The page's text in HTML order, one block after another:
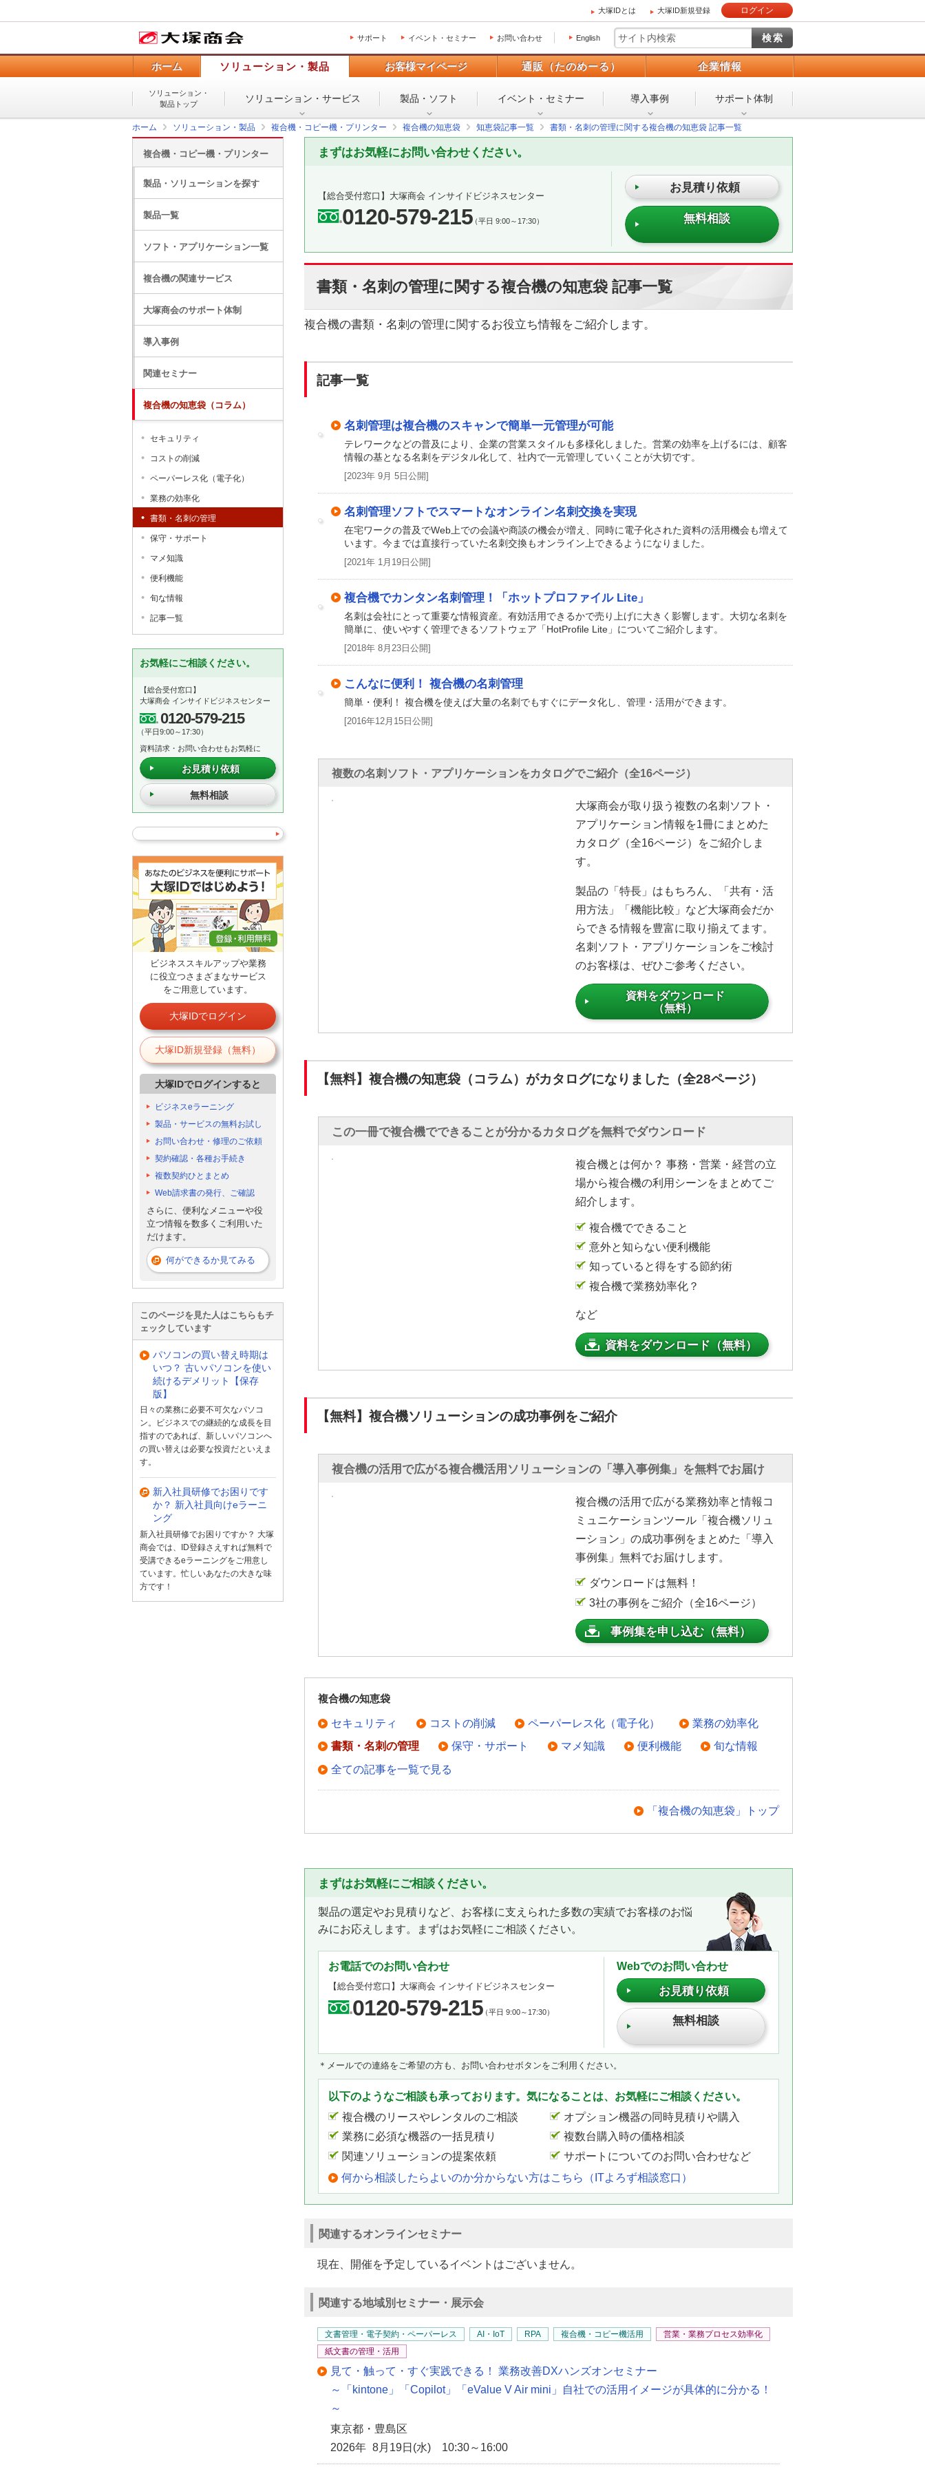
大塚IDとは 大塚ID新規登録 ログイン
サポート イベント・セミナー お問い合わせ English
ホーム ソリューション・製品 お客様マイページ 通販（たのめーる） 企業情報
ソリューション・
製品トップ
ソリューション・ サービス 製品・ソフト イベント・ セミナー 導入事例 サポート体制
ホーム ソリューション・製品 複合機・コピー機・プリンター 複合機の知恵袋 知恵袋記事一覧 書類・名刺の管理に関する複合機の知恵袋 記事一覧
まずはお気軽にお問い合わせください。
【総合受付窓口】 大塚商会 インサイドビジネスセンター
0120-579-215（平日 9:00～17:30）
お見積り依頼
無料相談
書類・名刺の管理に関する複合機の知恵袋 記事一覧
複合機の書類・名刺の管理に関するお役立ち情報をご紹介します。
記事一覧
名刺管理は複合機のスキャンで簡単一元管理が可能
テレワークなどの普及により、企業の営業スタイルも多様化しました。営業の効率を上げるには、顧客
情報の基となる名刺をデジタル化して、社内で一元管理していくことが大切です。
[2023年 9月 5日公開]
名刺管理ソフトでスマートなオンライン名刺交換を実現
在宅ワークの普及でWeb上での会議や商談の機会が増え、同時に電子化された資料の活用機会も増えて
います。今までは直接行っていた名刺交換もオンライン上できるようになりました。
[2021年 1月19日公開]
複合機でカンタン名刺管理！「ホットプロファイル Lite」
名刺は会社にとって重要な情報資産。有効活用できるかで売り上げに大きく影響します。大切な名刺を
簡単に、使いやすく管理できるソフトウェア「HotProfile Lite」についてご紹介します。
[2018年 8月23日公開]
こんなに便利！ 複合機の名刺管理
簡単・便利！ 複合機を使えば大量の名刺でもすぐにデータ化し、管理・活用ができます。
[2016年12月15日公開]
複数の名刺ソフト・アプリケーションをカタログでご紹介（全16ページ）
大塚商会が取り扱う複数の名刺ソフト・
アプリケーション情報を1冊にまとめた
カタログ（全16ページ）をご紹介しま
す。
製品の「特長」はもちろん、「共有・活
用方法」「機能比較」など大塚商会だか
らできる情報を豊富に取り揃えてます。
名刺ソフト・アプリケーションをご検討
のお客様は、ぜひご参考ください。
資料をダウンロード
（無料）
【無料】複合機の知恵袋（コラム）がカタログになりました（全28ページ）
この一冊で複合機でできることが分かるカタログを無料でダウンロード
複合機とは何か？ 事務・営業・経営の立
場から複合機の利用シーンをまとめてご
紹介します。
複合機でできること
意外と知らない便利機能
知っていると得をする節約術
複合機で業務効率化？
など
資料をダウンロード（無料）
【無料】複合機ソリューションの成功事例をご紹介
複合機の活用で広がる複合機活用ソリューションの「導入事例集」を無料でお届け
複合機の活用で広がる業務効率と情報コ
ミュニケーションツール「複合機ソリュ
ーション」の成功事例をまとめた「導入
事例集」無料でお届けします。
ダウンロードは無料！
3社の事例をご紹介（全16ページ）
事例集を申し込む（無料）
複合機の知恵袋
セキュリティ コストの削減 ペーパーレス化（電子化）
業務の効率化
書類・名刺の管理
保守・サポート マメ知識 便利機能
旬な情報
全ての記事を一覧で見る
「複合機の知恵袋」トップ
まずはお気軽にご相談ください。
製品の選定やお見積りなど、お客様に支えられた多数の実績でお客様のお悩
みにお応えします。まずはお気軽にご相談ください。
お電話でのお問い合わせ
【総合受付窓口】 大塚商会 インサイドビジネスセンター
0120-579-215（平日 9:00～17:30）
Webでのお問い合わせ
お見積り依頼
無料相談
＊メールでの連絡をご希望の方も、お問い合わせボタンをご利用ください。
以下のようなご相談も承っております。気になることは、お気軽にご相談ください。
複合機のリースやレンタルのご相談
オプション機器の同時見積りや購入
業務に必須な機器の一括見積り
複数台購入時の価格相談
関連ソリューションの提案依頼
サポートについてのお問い合わせなど
何から相談したらよいのか分からない方はこちら（ITよろず相談窓口）
関連するオンラインセミナー
現在、開催を予定しているイベントはございません。
関連する地域別セミナー・展示会
文書管理・電子契約・ペーパーレス AI・IoT RPA 複合機・コピー機活用
営業・業務プロセス効率化
紙文書の管理・活用
見て・触って・すぐ実践できる！ 業務改善DXハンズオンセミナー
～「kintone」「Copilot」「eValue V Air mini」自社での活用イメージが具体的に分かる！
～
東京都・豊島区
2026年 8月19日(水) 10:30～16:00
複合機・コピー機・プリンター
製品・ソリューションを探す
製品一覧
ソフト・アプリケーション一覧
複合機の関連サービス
大塚商会のサポート体制
導入事例
関連セミナー
複合機の知恵袋（コラム）
セキュリティ
コストの削減
ペーパーレス化（電子化）
業務の効率化
書類・名刺の管理
保守・サポート
マメ知識
便利機能
旬な情報
記事一覧
お気軽にご相談ください。
【総合受付窓口】
大塚商会 インサイドビジネスセンター
0120-579-215
（平日9:00～17:30）
資料請求・お問い合わせもお気軽に
お見積り依頼
無料相談
ビジネススキルアップや業務
に役立つさまざまなサービス
をご用意しています。
大塚IDでログイン
大塚ID新規登録（無料）
大塚IDでログインすると
ビジネスeラーニング
製品・サービスの無料お試し
お問い合わせ・修理のご依頼
契約確認・各種お手続き
複数契約ひとまとめ
Web請求書の発行、ご確認
さらに、便利なメニューや役
立つ情報を数多くご利用いた
だけます。
何ができるか見てみる
このページを見た人はこちらもチ
ェックしています
パソコンの買い替え時期は
いつ？ 古いパソコンを使い
続けるデメリット【保存
版】
日々の業務に必要不可欠なパソコ
ン。ビジネスでの継続的な成長を目
指すのであれば、新しいパソコンへ
の買い替えは必要な投資だといえま
す。
新入社員研修でお困りです
か？ 新入社員向けeラーニ
ング
新入社員研修でお困りですか？ 大塚
商会では、ID登録さえすれば無料で
受講できるeラーニングをご用意し
ています。忙しいあなたの大きな味
方です！